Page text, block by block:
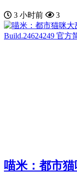
3 小时前 3
喵米：都市